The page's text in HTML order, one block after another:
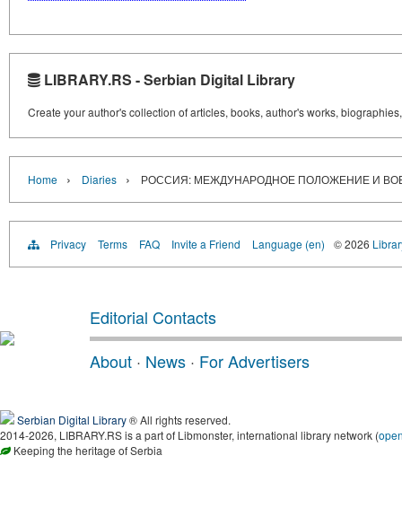
LIBRARY.RS - Serbian Digital Library
Create your author's collection of articles, books, author's works,
Home › Diaries › РОССИЯ: МЕЖДУНАРОДНОЕ ПОЛОЖЕНИЕ И
Privacy Terms FAQ Invite a Friend Language (en) © 2026
Editorial Contacts
About · News · For Advertisers
Serbian Digital Library® All rights reserved.
2014-2026, LIBRARY.RS is a part of Libmonster, international library network (
Keeping the heritage of Serbia